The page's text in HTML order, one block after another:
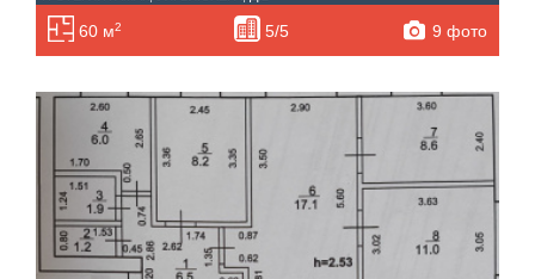
60 м2 5/5 9 фото